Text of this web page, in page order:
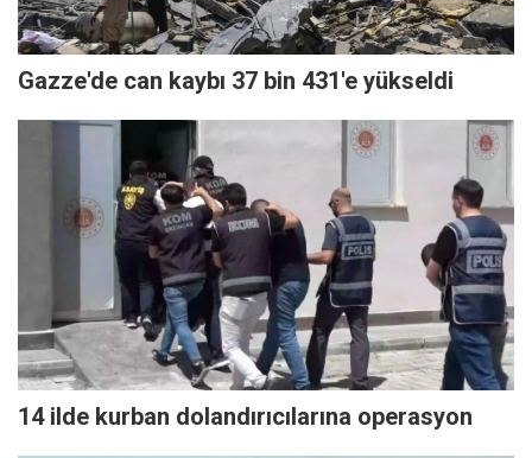
Gazze'de can kaybı 37 bin 431'e yükseldi
14 ilde kurban dolandırıcılarına operasyon